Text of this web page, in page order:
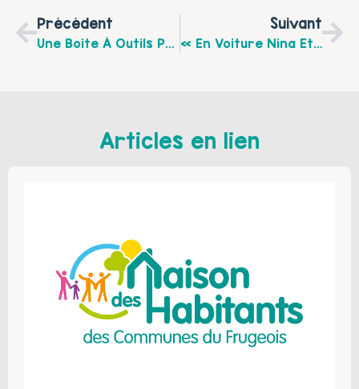
Précédent
Une Boîte À Outils Parentalité Pour Les Professionnels À La Maison De La Famille De Calais.
Suivant
« En Voiture Nina Et Simon.e.s » Dans Le Département Du Pas-De-Calais
Articles en lien